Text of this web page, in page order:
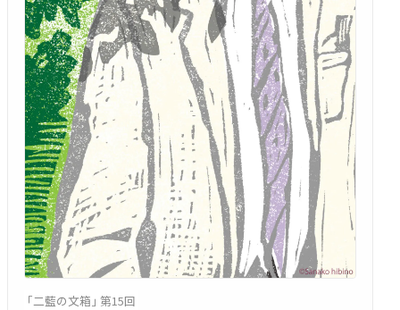
「二藍の文箱」 第15回